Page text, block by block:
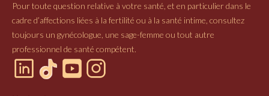
Pour toute question relative à votre santé, et en particulier dans le
cadre d’affections liées à la fertilité ou à la santé intime, consultez
toujours un gynécologue, une sage-femme ou tout autre
professionnel de santé compétent.